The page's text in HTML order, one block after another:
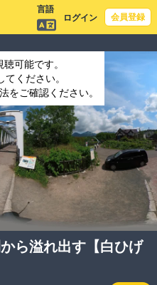
言語
ログイン
会員登録
聴可能です。
てください。
をご確認ください。
ら溢れ出す【白ひげ